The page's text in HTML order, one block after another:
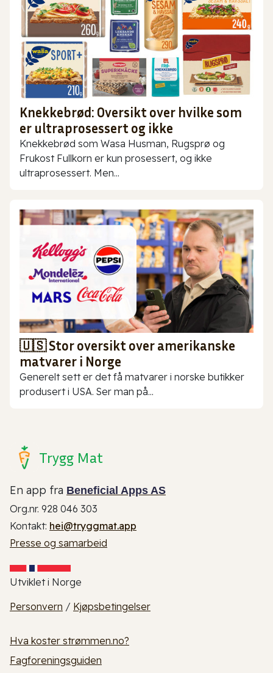
Knekkebrød: Oversikt over hvilke som
er ultraprosessert og ikke
Knekkebrød som Wasa Husman, Rugsprø og
Frukost Fullkorn er kun prosessert, og ikke
ultraprosessert. Men...
🇺🇸 Stor oversikt over amerikanske
matvarer i Norge
Generelt sett er det få matvarer i norske butikker
produsert i USA. Ser man på...
Trygg Mat
En app fra Beneficial Apps AS
Org.nr. 928 046 303
Kontakt: hei@tryggmat.app
Presse og samarbeid
Utviklet i Norge
Personvern / Kjøpsbetingelser
Hva koster strømmen.no?
Fagforeningsguiden